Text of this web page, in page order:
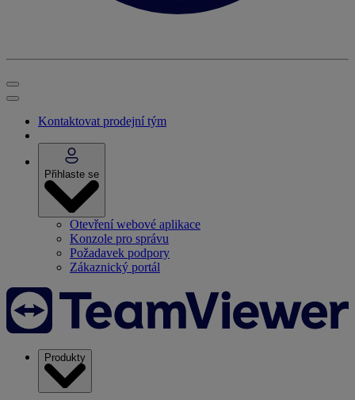
Kontaktovat prodejní tým
Přihlaste se
Otevření webové aplikace
Konzole pro správu
Požadavek podpory
Zákaznický portál
Produkty